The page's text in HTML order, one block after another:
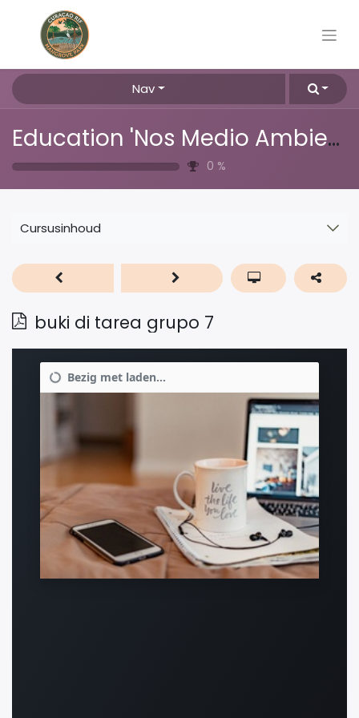
Nav
Education 'Nos Medio Ambiente'
0 %
Cursusinhoud
buki di tarea grupo 7